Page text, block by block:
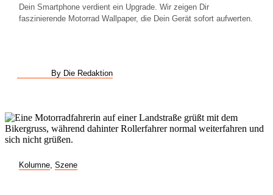
Dein Smartphone verdient ein Upgrade. Wir zeigen Dir
faszinierende Motorrad Wallpaper, die Dein Gerät sofort aufwerten.
By Die Redaktion
Kolumne Szene